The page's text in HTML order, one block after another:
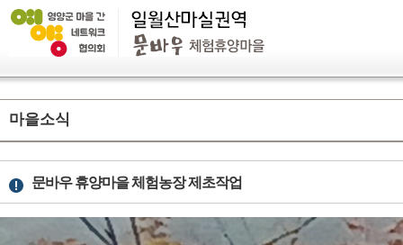
마을소식
문바우 휴양마을 체험농장 제초작업